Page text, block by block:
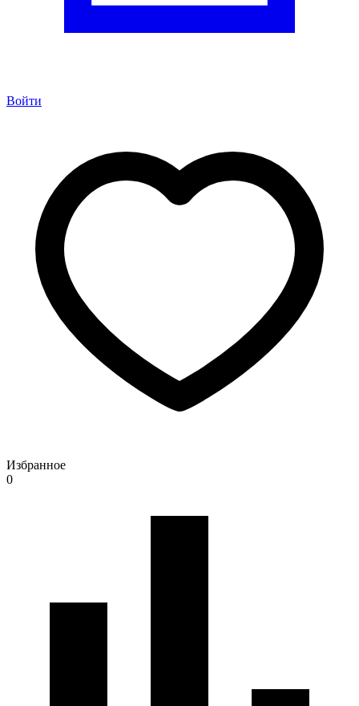
Войти
Избранное
0